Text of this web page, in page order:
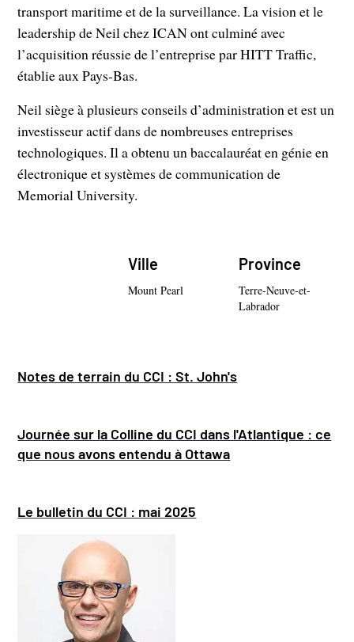
transport maritime et de la surveillance. La vision et le
leadership de Neil chez ICAN ont culminé avec
l’acquisition réussie de l’entreprise par HITT Traffic,
établie aux Pays-Bas.
Neil siège à plusieurs conseils d’administration et est un
investisseur actif dans de nombreuses entreprises
technologiques. Il a obtenu un baccalauréat en génie en
électronique et systèmes de communication de
Memorial University.
Ville
Mount Pearl
Province
Terre-Neuve-et-
Labrador
Notes de terrain du CCI : St. John's
Journée sur la Colline du CCI dans l'Atlantique : ce
que nous avons entendu à Ottawa
Le bulletin du CCI : mai 2025